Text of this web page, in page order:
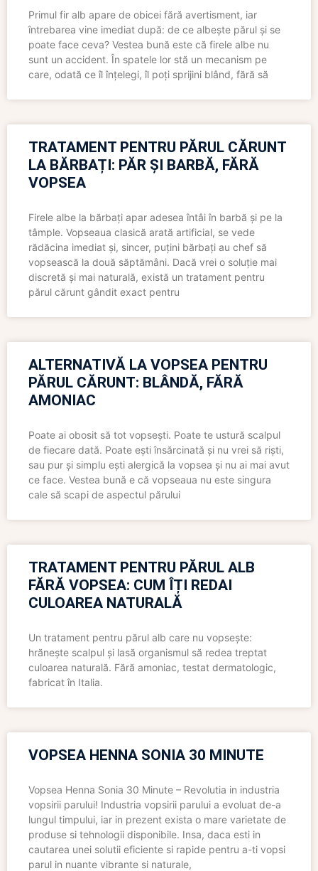
Primul fir alb apare de obicei fără avertisment, iar
întrebarea vine imediat după: de ce albește părul și se
poate face ceva? Vestea bună este că firele albe nu
sunt un accident. În spatele lor stă un mecanism pe
care, odată ce îl înțelegi, îl poți sprijini blând, fără să
TRATAMENT PENTRU PĂRUL CĂRUNT
LA BĂRBAȚI: PĂR ȘI BARBĂ, FĂRĂ
VOPSEA
Firele albe la bărbați apar adesea întâi în barbă și pe la
tâmple. Vopseaua clasică arată artificial, se vede
rădăcina imediat și, sincer, puțini bărbați au chef să
vopsească la două săptămâni. Dacă vrei o soluție mai
discretă și mai naturală, există un tratament pentru
părul cărunt gândit exact pentru
ALTERNATIVĂ LA VOPSEA PENTRU
PĂRUL CĂRUNT: BLÂNDĂ, FĂRĂ
AMONIAC
Poate ai obosit să tot vopsești. Poate te ustură scalpul
de fiecare dată. Poate ești însărcinată și nu vrei să riști,
sau pur și simplu ești alergică la vopsea și nu ai mai avut
ce face. Vestea bună e că vopseaua nu este singura
cale să scapi de aspectul părului
TRATAMENT PENTRU PĂRUL ALB
FĂRĂ VOPSEA: CUM ÎȚI REDAI
CULOAREA NATURALĂ
Un tratament pentru părul alb care nu vopsește:
hrănește scalpul și lasă organismul să redea treptat
culoarea naturală. Fără amoniac, testat dermatologic,
fabricat în Italia.
VOPSEA HENNA SONIA 30 MINUTE
Vopsea Henna Sonia 30 Minute – Revolutia in industria
vopsirii parului! Industria vopsirii parului a evoluat de-a
lungul timpului, iar in prezent exista o mare varietate de
produse si tehnologii disponibile. Insa, daca esti in
cautarea unei solutii eficiente si rapide pentru a-ti vopsi
parul in nuante vibrante si naturale,